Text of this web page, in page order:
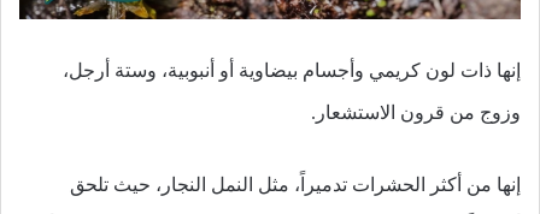
إنها ذات لون كريمي وأجسام بيضاوية أو أنبوبية، وستة أرجل،
وزوج من قرون الاستشعار.
إنها من أكثر الحشرات تدميراً، مثل النمل النجار، حيث تلحق